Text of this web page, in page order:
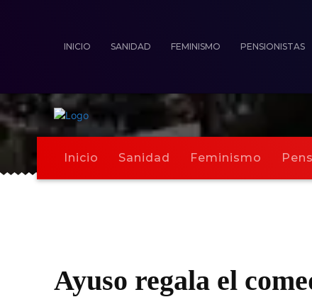
INICIO SANIDAD FEMINISMO PENSIONISTAS
Inicio Sanidad Feminismo
Ayuso regala el